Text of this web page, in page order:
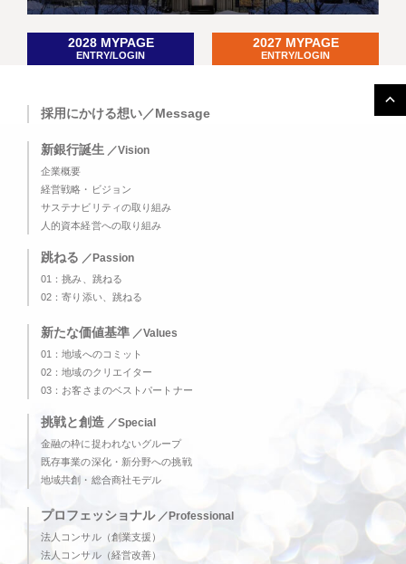
2028 MYPAGE
ENTRY/LOGIN
2027 MYPAGE
ENTRY/LOGIN
採用にかける想い／Message
新銀行誕生 ／Vision
企業概要
経営戦略・ビジョン
サステナビリティの取り組み
人的資本経営への取り組み
跳ねる ／Passion
01：挑み、跳ねる
02：寄り添い、跳ねる
新たな価値基準 ／Values
01：地域へのコミット
02：地域のクリエイター
03：お客さまのベストパートナー
挑戦と創造 ／Special
金融の枠に捉われないグループ
既存事業の深化・新分野への挑戦
地域共創・総合商社モデル
プロフェッショナル ／Professional
法人コンサル（創業支援）
法人コンサル（経営改善）